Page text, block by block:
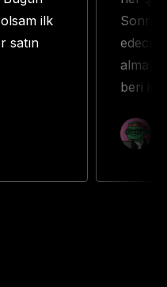
ilk
satın
Sonra
beri